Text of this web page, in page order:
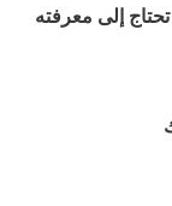
إلى معرفته